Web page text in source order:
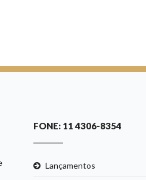
FONE: 11 4306-8354
Lançamentos